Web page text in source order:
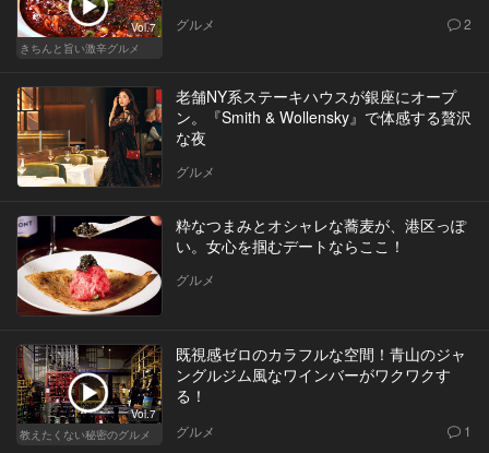
Vol.7
きちんと旨い激辛グルメ
グルメ 2
老舗NY系ステーキハウスが銀座にオープ
ン。『Smith & Wollensky』で体感する贅沢
な夜
グルメ
粋なつまみとオシャレな蕎麦が、港区っぽ
い。女心を掴むデートならここ！
グルメ
Vol.7
教えたくない秘密のグルメ
既視感ゼロのカラフルな空間！青山のジャ
ングルジム風なワインバーがワクワクす
る！
グルメ 1